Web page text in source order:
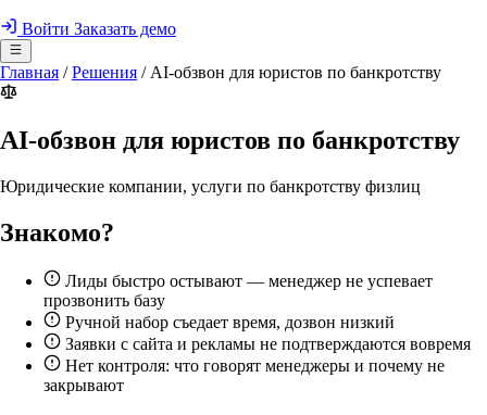
Войти Заказать демо
Главная / Решения / AI-обзвон для юристов по банкротству
AI-обзвон для юристов по банкротству
Юридические компании, услуги по банкротству физлиц
Знакомо?
Лиды быстро остывают — менеджер не успевает
прозвонить базу
Ручной набор съедает время, дозвон низкий
Заявки с сайта и рекламы не подтверждаются вовремя
Нет контроля: что говорят менеджеры и почему не
закрывают